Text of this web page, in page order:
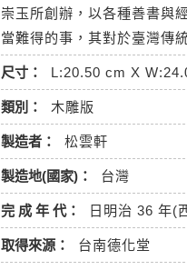
崇玉所創辦，以各種善書與
當難得的事，其對於臺灣傳
尺寸： L:20.50 cm X
類別： 木雕版
製造者： 松雲軒
製造地(國家)： 台灣
完 成 年 代： 日明治 36 年(
取得來源： 台南德化堂